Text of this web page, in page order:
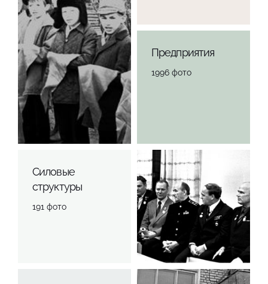
Предприятия
1996 фото
Силовые
структуры
191 фото